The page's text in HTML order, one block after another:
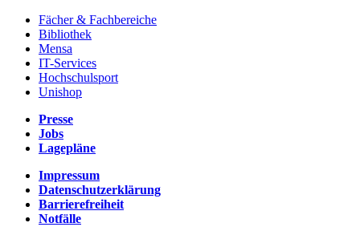
Fächer & Fachbereiche
Bibliothek
Mensa
IT-Services
Hochschulsport
Unishop
Presse
Jobs
Lagepläne
Impressum
Datenschutzerklärung
Barrierefreiheit
Notfälle